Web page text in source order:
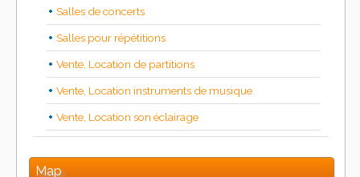
Salles de concerts
Salles pour répétitions
Vente, Location de partitions
Vente, Location instruments de musique
Vente, Location son éclairage
Map